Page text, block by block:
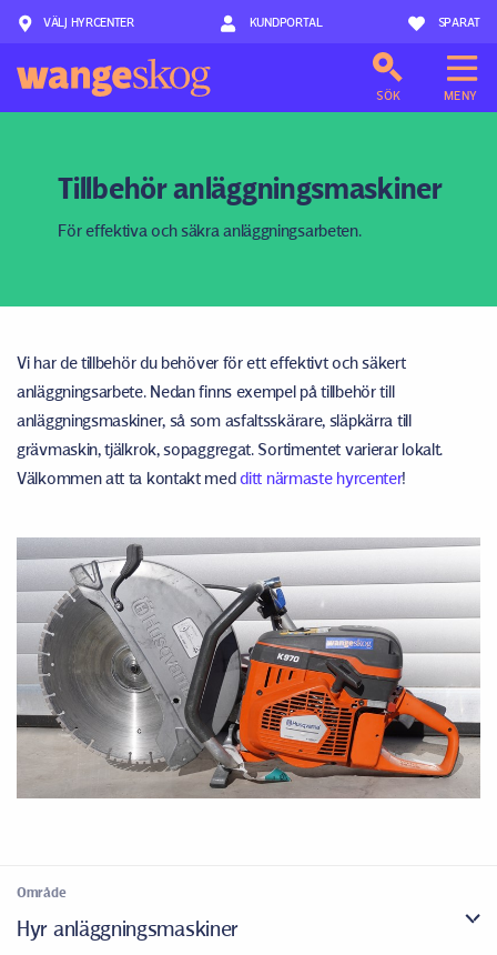
Hoppa till innehåll
VÄLJ HYRCENTER KUNDPORTAL SPARAT
SÖK MENY
Tillbehör anläggningsmaskiner
För effektiva och säkra anläggningsarbeten.
Vi har de tillbehör du behöver för ett effektivt och säkert
anläggningsarbete. Nedan finns exempel på tillbehör till
anläggningsmaskiner, så som asfaltsskärare, släpkärra till
grävmaskin, tjälkrok, sopaggregat. Sortimentet varierar lokalt.
Välkommen att ta kontakt medditt närmaste hyrcenter!
Område
Hyr anläggningsmaskiner